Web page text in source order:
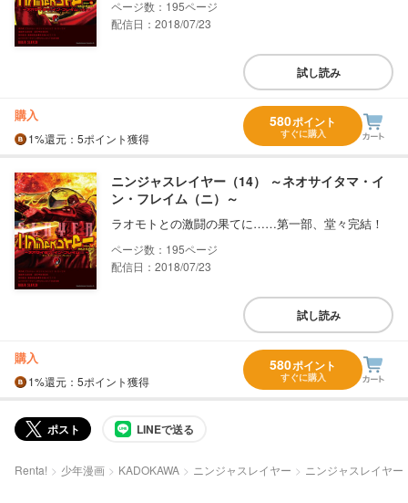
195
配信日：2018/07/23
試し読み
購入
1%還元 ：5ポイント獲得
580ポイント
すぐに購入
ニンジャスレイヤー（14） ～ネオサイタマ・イ
ン・フレイム（ニ）～
ラオモトとの激闘の果てに……第一部、堂々完結！
195
配信日：2018/07/23
試し読み
購入
1%還元 ：5ポイント獲得
580ポイント
すぐに購入
ポスト LINEで送る
Renta! 少年漫画 KADOKAWA ニンジャスレイヤー ニンジャスレイヤ